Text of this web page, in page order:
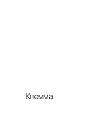
Клемма